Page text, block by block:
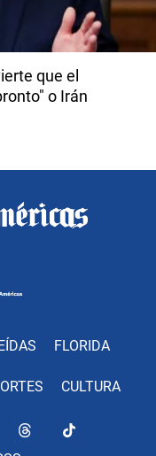
que el
o Irán
FLORIDA
CULTURA